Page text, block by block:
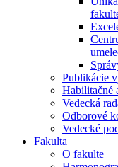
Publikácie
Habilitačné
Vedecká
Odborové
Vedecké
Fakulta
O fakulte